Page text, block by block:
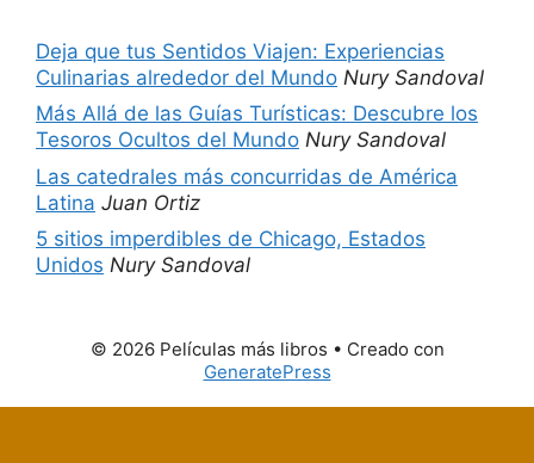
Deja que tus Sentidos Viajen: Experiencias
Culinarias alrededor del Mundo Nury Sandoval
Más Allá de las Guías Turísticas: Descubre los
Tesoros Ocultos del Mundo Nury Sandoval
Las catedrales más concurridas de América
Latina Juan Ortiz
5 sitios imperdibles de Chicago, Estados
Unidos Nury Sandoval
© 2026 Películas más libros • Creado con
GeneratePress